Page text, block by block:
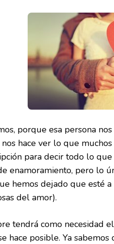
porque esa persona
hace ver lo que
para decir todo lo
enamoramiento, pero lo
hemos dejado que esté
del amor).
tendrá como necesidad
hace posible. Ya